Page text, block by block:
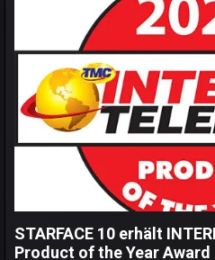
STARFACE 10 erhält
Product of the Year Award